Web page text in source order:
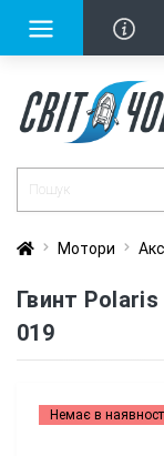
Мотори
Гвинт
019
Немає в